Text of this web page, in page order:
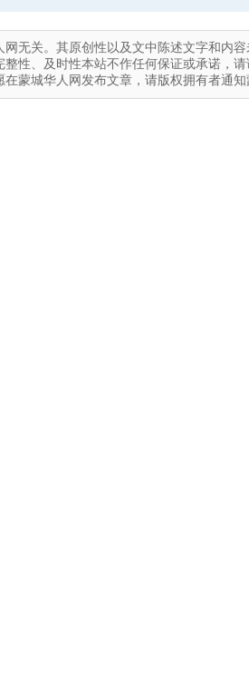
无关。其原创性以及文中陈述文字和内
性、及时性本站不作任何保证或承诺，
蒙城华人网发布文章，请版权拥有者通知